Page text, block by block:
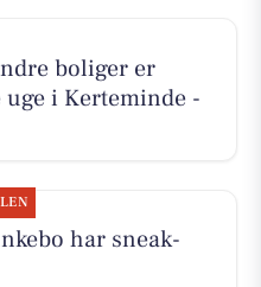
boliger er
i Kerteminde -
har sneak-